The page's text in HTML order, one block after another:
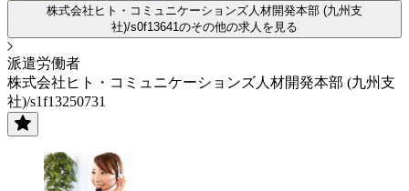
株式会社ヒト・コミュニケーションズ人材開発本部 (九州支
社)/s0f13641のその他の求人を見る
派遣労働者
株式会社ヒト・コミュニケーションズ人材開発本部 (九州支
社)/s1f13250731